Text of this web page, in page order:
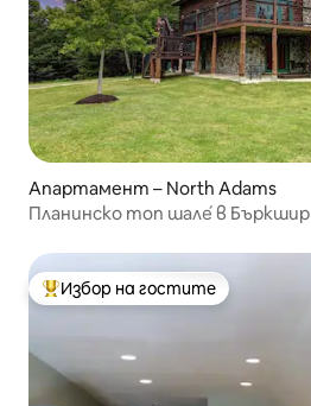
Апартамент – North Adams
Планинско топ шале́ в Бъркшир
Най-популярен избор на гостите
Избор на гостите